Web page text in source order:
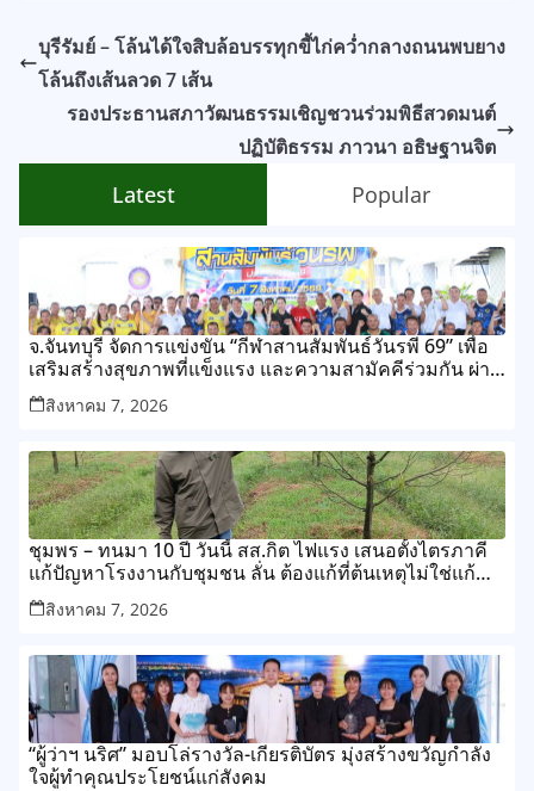
บุรีรัมย์ – โล้นได้ใจสิบล้อบรรทุกขี้ไก่คว่ำกลางถนนพบยาง
โล้นถึงเส้นลวด 7 เส้น
รองประธานสภาวัฒนธรรมเชิญชวนร่วมพิธีสวดมนต์
ปฏิบัติธรรม ภาวนา อธิษฐานจิต
Latest Popular
จ.จันทบุรี จัดการแข่งขัน “กีฬาสานสัมพันธ์วันรพี 69” เพื่อ
เสริมสร้างสุขภาพที่แข็งแรง และความสามัคคีร่วมกัน ผ่าน
การแข่งขันกีฬาและกิจกรรมนันทนาการ
สิงหาคม 7, 2026
ชุมพร – ทนมา 10 ปี วันนี้ สส.กิต ไฟแรง เสนอตั้งไตรภาคี
แก้ปัญหาโรงงานกับชุมชน ลั่น ต้องแก้ที่ต้นเหตุไม่ใช่แก้
ปลายเหตุไม่รู้จบ
สิงหาคม 7, 2026
“ผู้ว่าฯ นริศ” มอบโล่รางวัล-เกียรติบัตร มุ่งสร้างขวัญกำลัง
ใจผู้ทำคุณประโยชน์แก่สังคม